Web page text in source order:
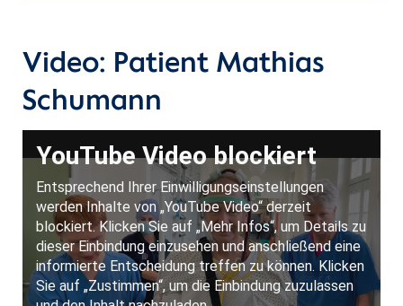
Video: Patient Mathias
Schumann